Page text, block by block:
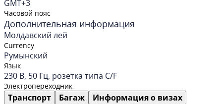
GMT+3
Часовой пояс
Дополнительная информация
Молдавский лей
Currency
Румынский
Язык
230 В, 50 Гц, розетка типа C/F
Электропереходник
Транспорт Багаж
Информация о визах